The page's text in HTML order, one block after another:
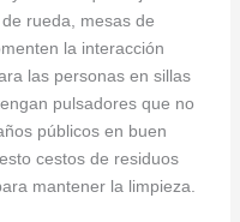
rueda, mesas de
la interacción
las personas en sillas
pulsadores que no
públicos en buen
cestos de residuos
mantener la limpieza.